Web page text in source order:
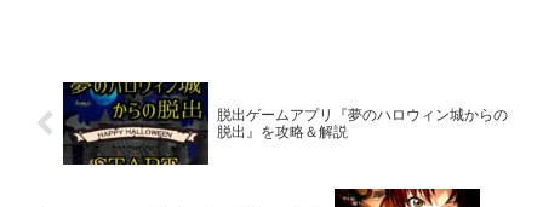
脱出ゲームアプリ『夢のハロウィン城からの
脱出』を攻略＆解説